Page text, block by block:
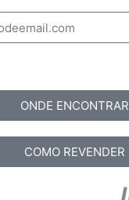
ONDE ENCONTRAR
COMO REVENDER